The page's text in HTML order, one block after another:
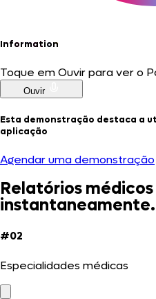
Information
Toque em Ouvir para ver o
Ouvir
Esta demonstração destaca a
aplicação
Agendar uma demonstração
Relatórios
instantaneamente.
#02
Especialidades médicas